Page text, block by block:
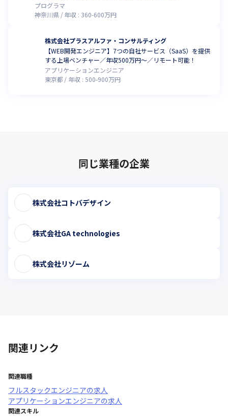
プログラマ
神奈川県
年収 : 360-600万円
株式会社プラスアルファ・コンサルティング
【WEB開発エンジニア】7つの自社サービス（SaaS）を提供
する上場ベンチャー／年収500万円〜／リモート可能！
アプリケーションエンジニア
東京都
年収 : 500-900万円
同じ業種の企業
株式会社コトバデザイン
株式会社GA technologies
株式会社リゾーム
関連リンク
関連職種
フルスタックエンジニアの求人
アプリケーションエンジニアの求人
関連スキル